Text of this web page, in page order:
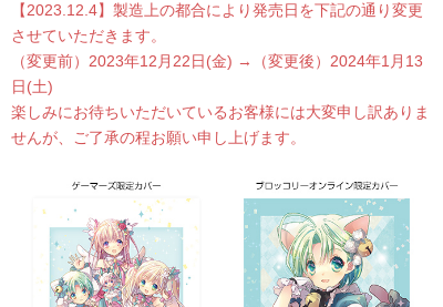
【2023.12.4】製造上の都合により発売日を下記の通り変更
させていただきます。
（変更前）2023年12月22日(金) →（変更後）2024年1月13
日(土)
楽しみにお待ちいただいているお客様には大変申し訳ありま
せんが、ご了承の程お願い申し上げます。